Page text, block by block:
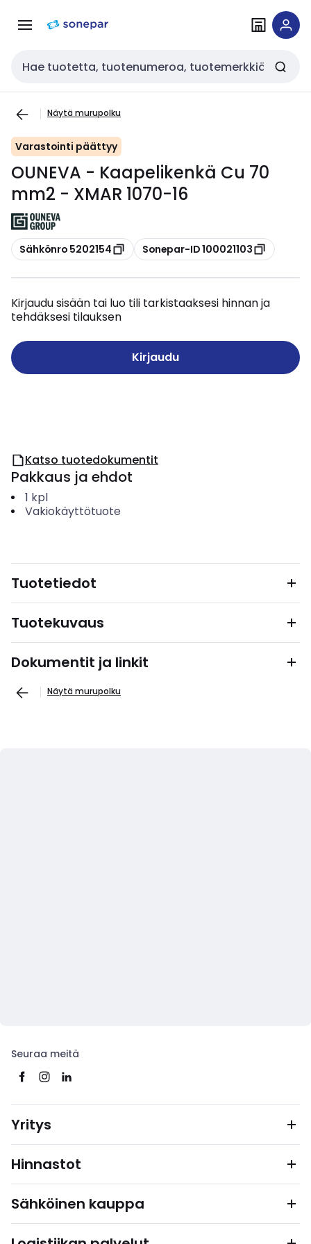
navigointiinsisältöön
Haku
Näytä murupolku
Varastointi päättyy
OUNEVA - Kaapelikenkä Cu 70
mm2 - XMAR 1070-16
Kopioi
Sähkönro 5202154 Kopioi
Sonepar-ID 100021103
Kirjaudu sisään tai luo tili tarkistaaksesi hinnan ja
tehdäksesi tilauksen
Kirjaudu
Katso tuotedokumentit
Pakkaus ja ehdot
1 kpl
Vakiokäyttötuote
Tuotetiedot
Tuotekuvaus
Dokumentit ja linkit
Näytä murupolku
Seuraa meitä
Yritys
Hinnastot
Sähköinen kauppa